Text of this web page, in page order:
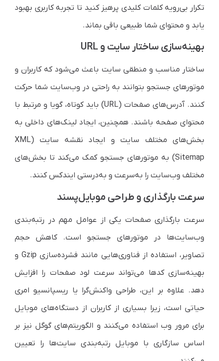
تکرار بی‌رویه کلمات کلیدی پرهیز کنید تا تجربه کاربری بهبود
یابد و محتوای شما طبیعی باقی بماند.
بهینه‌سازی ساختار سایت و URL
ساختار مناسب و منطقی سایت باعث می‌شود که کاربران و
موتورهای جستجو بتوانند به راحتی در وب‌سایت شما حرکت
کنند. آدرس‌های صفحات (URL) باید کوتاه، گویا و مرتبط با
محتوای صفحه باشند. همچنین، ایجاد لینک‌های داخلی به
بخش‌های مختلف سایت و ایجاد نقشه سایت (XML
Sitemap) به موتورهای جستجو کمک می‌کند تا بخش‌های
مختلف وب‌سایت را به‌سرعت و به‌درستی ایندکس کنند.
سرعت بارگذاری و طراحی موبایل‌پسند
سرعت بارگذاری صفحات یکی از عوامل مهم در رتبه‌بندی
وب‌سایت‌ها در موتورهای جستجو است. کاهش حجم
تصاویر، استفاده از فناوری‌هایی مانند فشرده‌سازی Gzip و
بهینه‌سازی کدها می‌تواند سرعت لود صفحات را افزایش
دهد. علاوه بر این، طراحی واکنش‌گرا یا ریسپانسیو امری
حیاتی است، زیرا بسیاری از کاربران از دستگاه‌های موبایل
برای مرور وب استفاده می‌کنند و الگوریتم‌های گوگل نیز بر
اساس سازگاری با موبایل رتبه‌بندی سایت‌ها را تعیین